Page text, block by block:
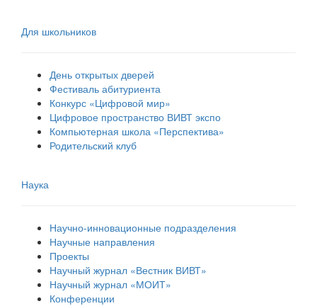
Для школьников
День открытых дверей
Фестиваль абитуриента
Конкурс «Цифровой мир»
Цифровое пространство ВИВТ экспо
Компьютерная школа «Перспектива»
Родительский клуб
Наука
Научно-инновационные подразделения
Научные направления
Проекты
Научный журнал «Вестник ВИВТ»
Научный журнал «МОИТ»
Конференции